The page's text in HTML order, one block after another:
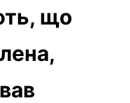
що